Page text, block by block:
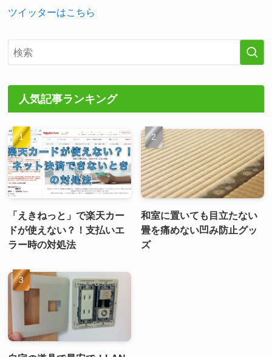
ツイッターはこちら
人気記事ランキング
「えきねっと」で楽天カー
ドが使えない？！支払いエ
ラー時の対処法
和室に置いても目立たない
畳を痛めない凹み防止グッ
ズ